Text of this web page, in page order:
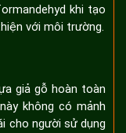
khi tạo
với môi trường.
giả gỗ hoàn toàn
không có mảnh
cho người sử dụng